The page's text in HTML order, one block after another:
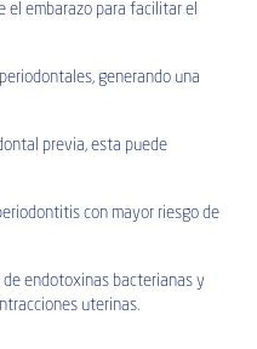
el embarazo para facilitar el
generando una
previa, esta puede
con mayor riesgo de
de endotoxinas bacterianas y
uterinas.